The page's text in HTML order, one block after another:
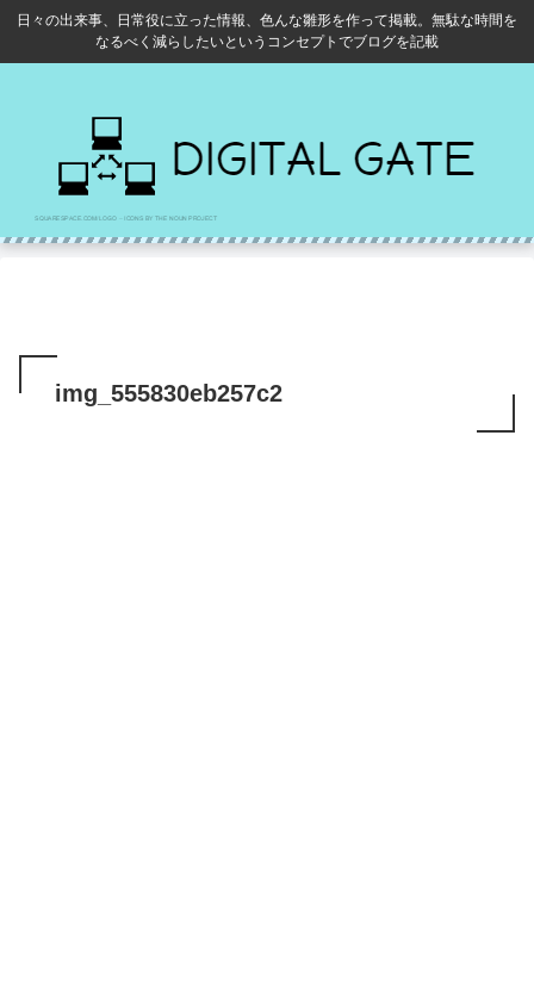
日々の出来事、日常役に立った情報、色んな雛形を作って掲載。無駄な時間を
なるべく減らしたいというコンセプトでブログを記載
img_555830eb257c2